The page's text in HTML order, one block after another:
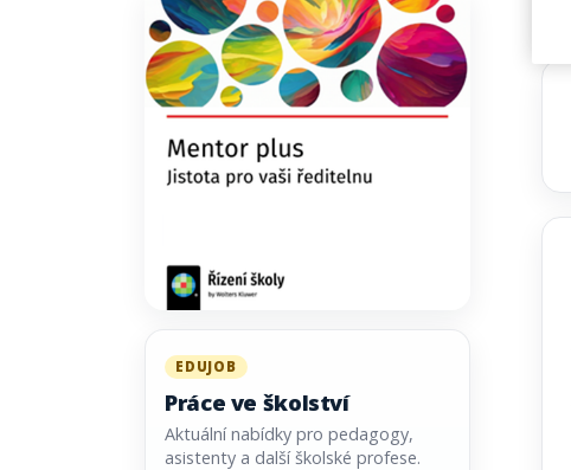
EDUJOB
Práce ve školství
Aktuální nabídky pro pedagogy,
asistenty a další školské profese.